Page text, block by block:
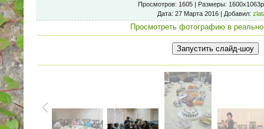
Просмотров: 1605 | Размеры:
Дата: 27 Марта 2016 | Добавил:
Просмотреть фотографию в